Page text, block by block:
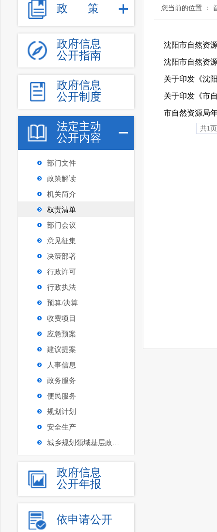
政 策
政府信息
公开指南
政府信息
公开制度
法定主动
公开内容
部门文件
政策解读
机关简介
权责清单
部门会议
意见征集
决策部署
行政许可
行政执法
预算/决算
收费项目
应急预案
建议提案
人事信息
政务服务
便民服务
规划计划
安全生产
城乡规划领域基层政务公开沈河区试点
政府信息
公开年报
依申请公开
您当前的位置 ：
沈阳市自然资
市自然资源局
共1页